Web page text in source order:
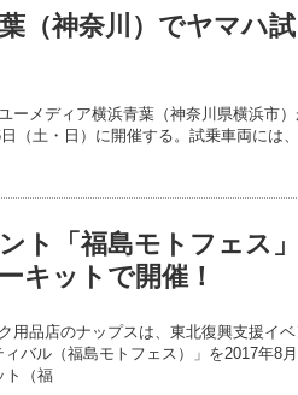
（神奈川）でヤマハ試
ーメディア横浜青葉（神奈川県横浜市
（土・日）に開催する。試乗車両には
ト「福島モトフェス」
キットで開催！
用品店のナップスは、東北復興支援イベ
バル（福島モトフェス）」を2017年8月
ト（福